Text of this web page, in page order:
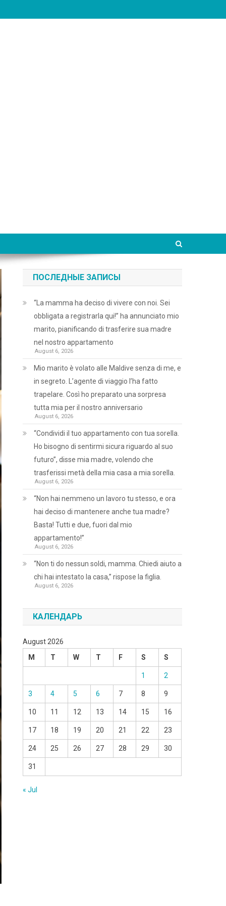
ПОСЛЕДНЫЕ ЗАПИСЫ
“La mamma ha deciso di vivere con noi. Sei
obbligata a registrarla qui!” ha annunciato mio
marito, pianificando di trasferire sua madre
nel nostro appartamento
August 6, 2026
Mio marito è volato alle Maldive senza di me, e
in segreto. L’agente di viaggio l’ha fatto
trapelare. Così ho preparato una sorpresa
tutta mia per il nostro anniversario
August 6, 2026
“Condividi il tuo appartamento con tua sorella.
Ho bisogno di sentirmi sicura riguardo al suo
futuro”, disse mia madre, volendo che
trasferissi metà della mia casa a mia sorella.
August 6, 2026
“Non hai nemmeno un lavoro tu stesso, e ora
hai deciso di mantenere anche tua madre?
Basta! Tutti e due, fuori dal mio
appartamento!”
August 6, 2026
“Non ti do nessun soldi, mamma. Chiedi aiuto a
chi hai intestato la casa,” rispose la figlia.
August 6, 2026
КАЛЕНДАРЬ
August 2026
M
T W T F S S
1 2
3 4 5 6 7 8 9
10 11 12 13 14 15 16
17 18 19 20 21 22 23
24 25 26 27 28 29 30
31
« Jul